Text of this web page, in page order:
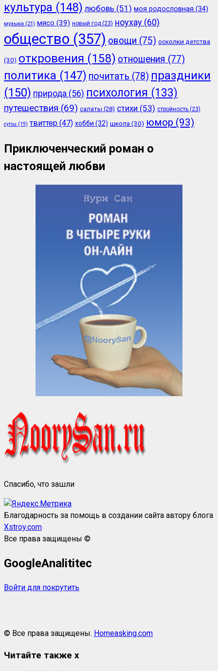
культура (148) любовь (51) моя родословная (34)
музыка (21) мясо (39) новый год (23) ноухау (60)
общество (357) овощи (75) осколки детства
(30) откровения (158) отношения (77)
политика (147) почитать (78) праздники
(150) природа (56) психология (133)
путешествия (69) салаты (28) стихи (53) стройность (23)
супы (19) твиттер (47) хобби (32) школа (30) юмор (93)
Приключенческий роман о
настоящей любви
Спасибо, что зашли
Благодарность за помощь в создании сайта автору блога
Xstroy.com
Все права защищены ©
GoogleAnalititec
Войти для покрутить
© Все права защищены. Homeasking.com
Читайте также x